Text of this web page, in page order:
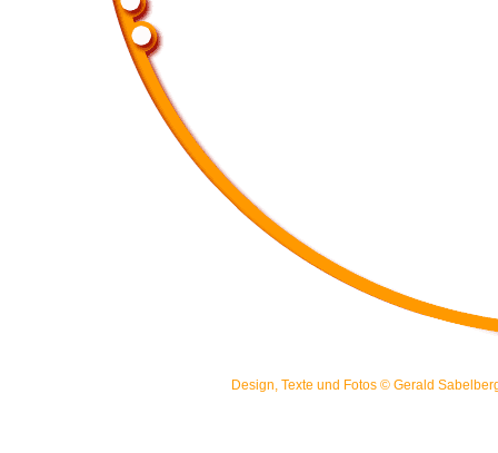
Design, Texte und Fotos © Gerald